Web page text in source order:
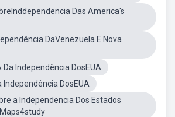
Das America's
DaVenezuela E Nova
Da Independência DosEUA
Independência DosEUA
a Independencia Dos Estados